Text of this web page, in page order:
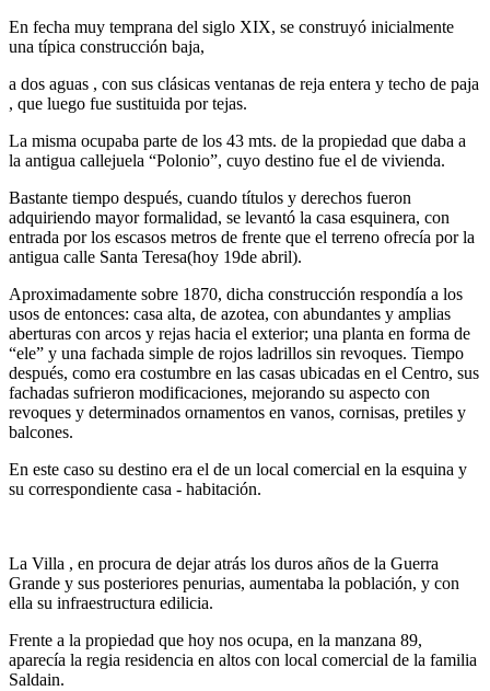
En fecha muy temprana del siglo XIX, se construyó inicialmente
una típica construcción baja,
a dos aguas , con sus clásicas ventanas de reja entera y techo de paja
, que luego fue sustituida por tejas.
La misma ocupaba parte de los 43 mts. de la propiedad que daba a
la antigua callejuela “Polonio”, cuyo destino fue el de vivienda.
Bastante tiempo después, cuando títulos y derechos fueron
adquiriendo mayor formalidad, se levantó la casa esquinera, con
entrada por los escasos metros de frente que el terreno ofrecía por la
antigua calle Santa Teresa(hoy 19de abril).
Aproximadamente sobre 1870, dicha construcción respondía a los
usos de entonces: casa alta, de azotea, con abundantes y amplias
aberturas con arcos y rejas hacia el exterior; una planta en forma de
“ele” y una fachada simple de rojos ladrillos sin revoques. Tiempo
después, como era costumbre en las casas ubicadas en el Centro, sus
fachadas sufrieron modificaciones, mejorando su aspecto con
revoques y determinados ornamentos en vanos, cornisas, pretiles y
balcones.
En este caso su destino era el de un local comercial en la esquina y
su correspondiente casa - habitación.
La Villa , en procura de dejar atrás los duros años de la Guerra
Grande y sus posteriores penurias, aumentaba la población, y con
ella su infraestructura edilicia.
Frente a la propiedad que hoy nos ocupa, en la manzana 89,
aparecía la regia residencia en altos con local comercial de la familia
Saldain.